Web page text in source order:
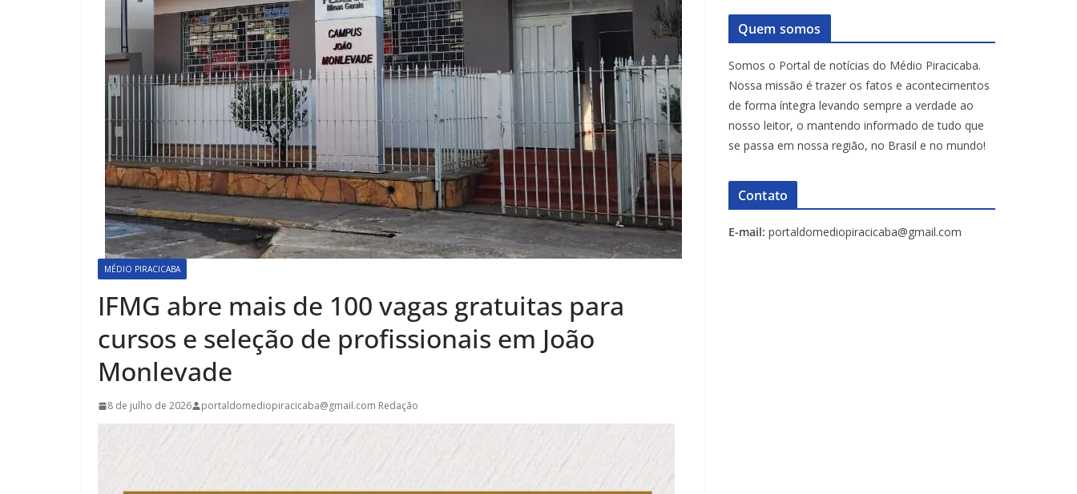
MÉDIO PIRACICABA
IFMG abre mais de 100 vagas gratuitas para
cursos e seleção de profissionais em João
Monlevade
8 de julho de 2026 portaldomediopiracicaba@gmail.com Redação
Quem somos
Somos o Portal de notícias do Médio Piracicaba.
Nossa missão é trazer os fatos e acontecimentos
de forma íntegra levando sempre a verdade ao
nosso leitor, o mantendo informado de tudo que
se passa em nossa região, no Brasil e no mundo!
Contato
E-mail: portaldomediopiracicaba@gmail.com